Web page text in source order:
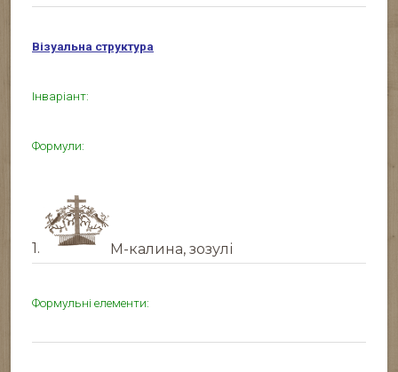
Візуальна структура
Інваріант:
Формули:
1. М-калина, зозулі
Формульні елементи: